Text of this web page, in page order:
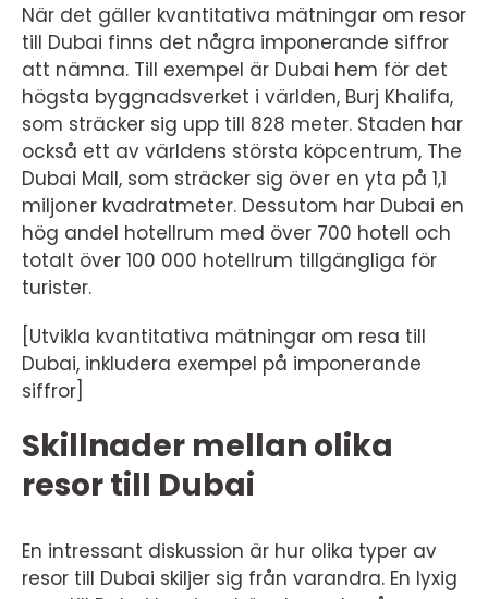
När det gäller kvantitativa mätningar om resor
till Dubai finns det några imponerande siffror
att nämna. Till exempel är Dubai hem för det
högsta byggnadsverket i världen, Burj Khalifa,
som sträcker sig upp till 828 meter. Staden har
också ett av världens största köpcentrum, The
Dubai Mall, som sträcker sig över en yta på 1,1
miljoner kvadratmeter. Dessutom har Dubai en
hög andel hotellrum med över 700 hotell och
totalt över 100 000 hotellrum tillgängliga för
turister.
[Utvikla kvantitativa mätningar om resa till
Dubai, inkludera exempel på imponerande
siffror]
Skillnader mellan olika
resor till Dubai
En intressant diskussion är hur olika typer av
resor till Dubai skiljer sig från varandra. En lyxig